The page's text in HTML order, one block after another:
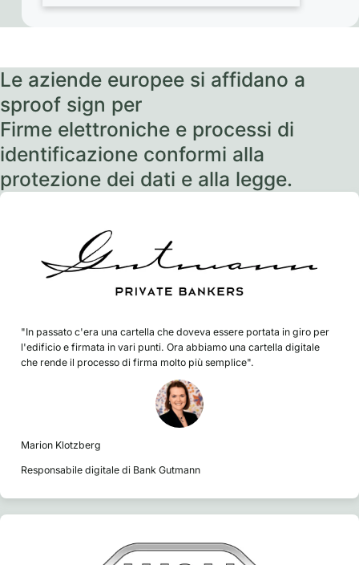
Le aziende europee si affidano a
sproof sign per
Firme elettroniche e processi di
identificazione conformi alla
protezione dei dati e alla legge.
"In passato c'era una cartella che doveva essere portata in giro per
l'edificio e firmata in vari punti. Ora abbiamo una cartella digitale
che rende il processo di firma molto più semplice".
Marion Klotzberg
Responsabile digitale di Bank Gutmann